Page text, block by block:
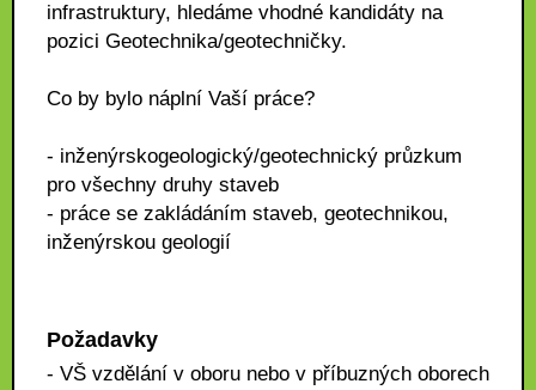
infrastruktury, hledáme vhodné kandidáty na
pozici Geotechnika/geotechničky.
Co by bylo náplní Vaší práce?
- inženýrskogeologický/geotechnický průzkum
pro všechny druhy staveb
- práce se zakládáním staveb, geotechnikou,
inženýrskou geologií
Požadavky
- VŠ vzdělání v oboru nebo v příbuzných oborech